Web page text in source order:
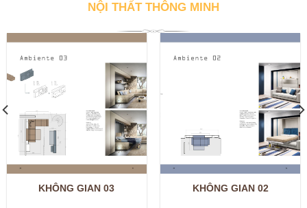
NỘI THẤT THÔNG MINH
KHÔNG GIAN 03 KHÔNG GIAN 02